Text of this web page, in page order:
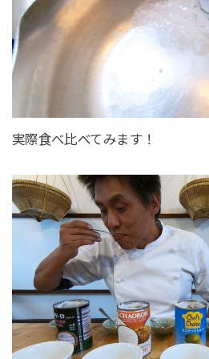
実際食べ比べてみます！